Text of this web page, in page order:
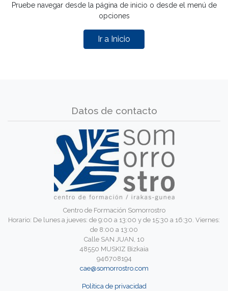
Pruebe navegar desde la página de inicio o desde el menú de
opciones
Ir a Inicio
Datos de contacto
Centro de Formación Somorrostro
Horario: De lunes a jueves: de 9:00 a 13:00 y de 15:30 a 16:30. Viernes:
de 8:00 a 13:00
Calle SAN JUAN, 10
48550 MUSKIZ Bizkaia
946708194
cae@somorrostro.com
Política de privacidad